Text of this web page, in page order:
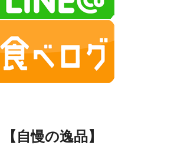
【自慢の逸品】